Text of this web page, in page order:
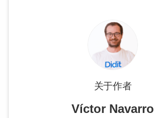
关于作者
Víctor Navarro